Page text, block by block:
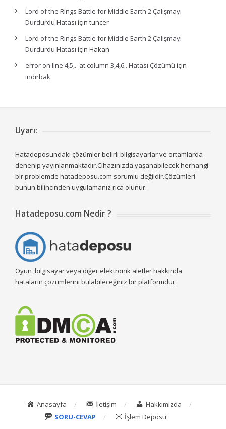
Lord of the Rings Battle for Middle Earth 2 Çalışmayı
Durdurdu Hatası için tuncer
Lord of the Rings Battle for Middle Earth 2 Çalışmayı
Durdurdu Hatası için Hakan
error on line 4,5,.. at column 3,4,6.. Hatası Çözümü için
indirbak
Uyarı:
Hatadeposundaki çözümler belirli bilgisayarlar ve ortamlarda
denenip yayınlanmaktadır.Cihazınızda yaşanabilecek herhangi
bir problemde hatadeposu.com sorumlu değildir.Çözümleri
bunun bilincinden uygulamanız rica olunur.
Hatadeposu.com Nedir ?
Oyun ,bilgisayar veya diğer elektronik aletler hakkında
hataların çözümlerini bulabileceğiniz bir platformdur.
Anasayfa İletişim
Hakkımızda
SORU-CEVAP
İşlem Deposu